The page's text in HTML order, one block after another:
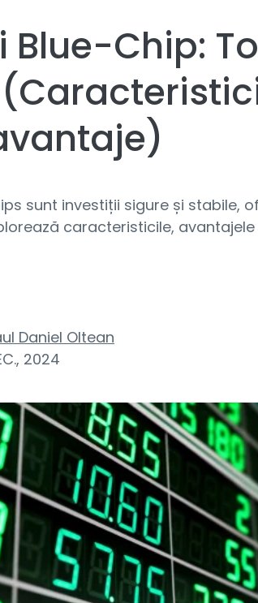
Blue-Chip:
sunt investiții sigure și stabile,
caracteristicile,
Daniel Oltean
2024